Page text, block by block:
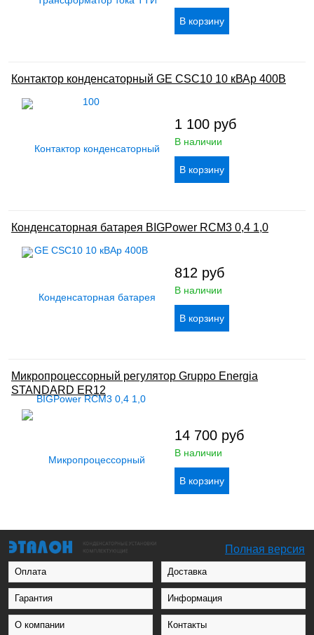
Контактор конденсаторный GE CSC10 10 кВАр 400В
1 100 руб
В наличии
Конденсаторная батарея BIGPower RCM3 0,4 1,0
812 руб
В наличии
Микропроцессорный регулятор Gruppo Energia
STANDARD ER12
14 700 руб
В наличии
Полная версия
Оплата Доставка
Гарантия Информация
О компании Контакты